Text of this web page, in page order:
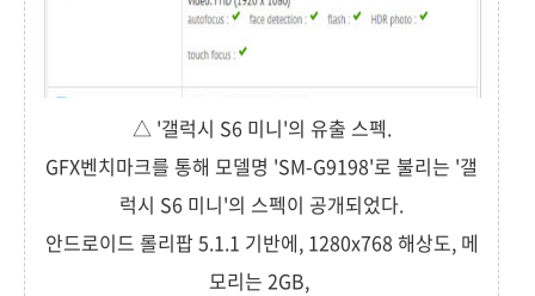
△ '갤럭시 S6 미니'의 유출 스펙.
GFX벤치마크를 통해 모델명 'SM-G9198'로 불리는 '갤
럭시 S6 미니'의 스펙이 공개되었다.
안드로이드 롤리팝 5.1.1 기반에, 1280x768 해상도, 메
모리는 2GB,